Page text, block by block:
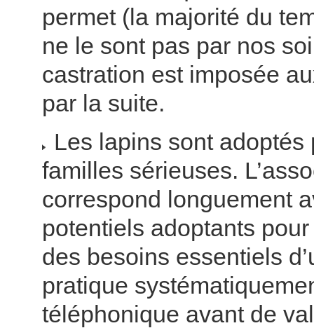
permet (la majorité du
ne le sont pas par nos
castration est imposée
par la suite.
Les lapins sont adoptés
familles sérieuses.
correspond longuement
potentiels adoptants
des besoins essentiels
pratique
téléphonique avant de